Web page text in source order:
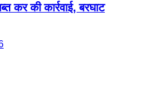
कर की कार्रवाई, बरघाट